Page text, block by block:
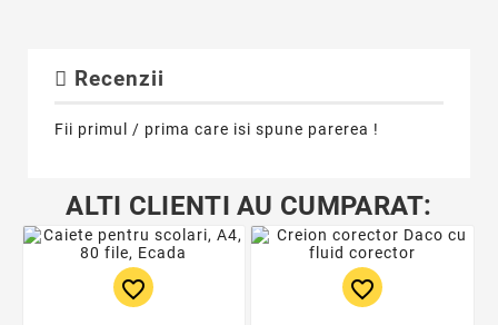
Recenzii
Fii primul / prima care isi spune parerea !
ALTI CLIENTI AU CUMPARAT:
favorite_border favorite_border